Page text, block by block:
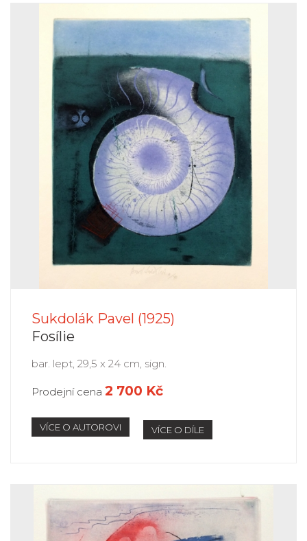
Sukdolák Pavel (1925)
Fosílie
bar. lept, 29,5 x 24 cm, sign.
Prodejní cena 2 700 Kč
VÍCE O AUTOROVI VÍCE O DÍLE